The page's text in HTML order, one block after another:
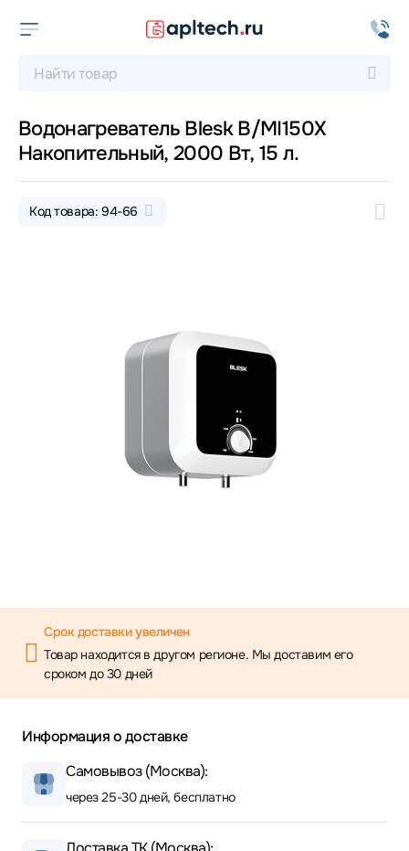
Водонагреватель Blesk B/MI150X
Накопительный, 2000 Вт, 15 л.
Код товара: 94-66
Срок доставки увеличен
Товар находится в другом регионе. Мы доставим его
сроком до 30 дней
Информация о доставке
Самовывоз (Москва):
через 25-30 дней, бесплатно